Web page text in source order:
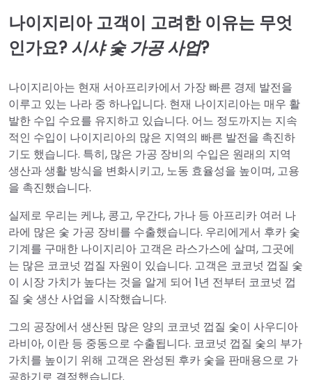
나이지리아 고객이 고려한 이유는 무엇
인가요?시샤 숯 가공 사업?
나이지리아는 현재 서아프리카에서 가장 빠른 경제 발전을
이루고 있는 나라 중 하나입니다. 현재 나이지리아는 매우 활
발한 수입 수요를 유지하고 있습니다. 어느 정도까지는 지속
적인 수입이 나이지리아의 많은 지역의 빠른 발전을 촉진하
기도 했습니다. 특히, 많은 가공 장비의 수입은 원래의 지역
생산과 생활 방식을 변화시키고, 노동 효율성을 높이며, 고용
을 촉진했습니다.
실제로 우리는 케냐, 콩고, 우간다, 가나 등 아프리카 여러 나
라에 많은 숯 가공 장비를 수출했습니다. 우리에게서 후카 숯
기계를 구매한 나이지리아 고객은 라스가스에 살며, 그곳에
는 많은 코코넛 껍질 자원이 있습니다. 고객은 코코넛 껍질 숯
이 시장 가치가 높다는 것을 알게 되어 1년 전부터 코코넛 껍
질 숯 생산 사업을 시작했습니다.
그의 공장에서 생산된 많은 양의 코코넛 껍질 숯이 사우디아
라비아, 이란 등 중동으로 수출됩니다. 코코넛 껍질 숯의 부가
가치를 높이기 위해 고객은 완성된 후카 숯을 판매용으로 가